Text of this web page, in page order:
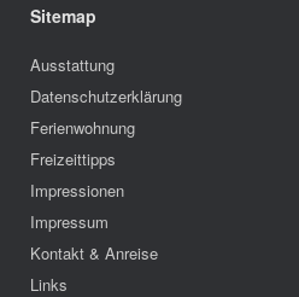
Sitemap
Ausstattung
Datenschutzerklärung
Ferienwohnung
Freizeittipps
Impressionen
Impressum
Kontakt & Anreise
Links